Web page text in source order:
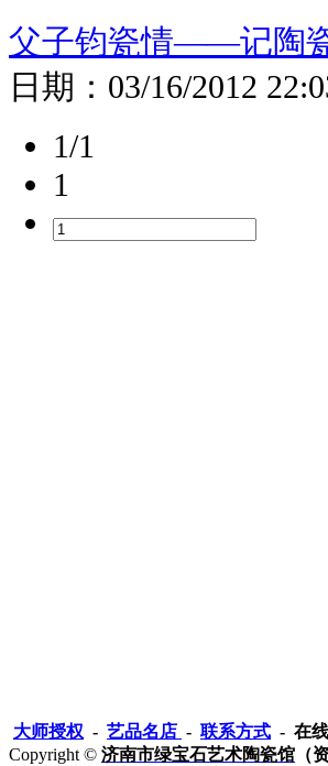
父子钧瓷情——记陶
日期： 03/16/2012
1/1
1
大师授权 - 艺品名店 - 联系方式 - 在线
Copyright © 济南市绿宝石艺术陶瓷馆 （